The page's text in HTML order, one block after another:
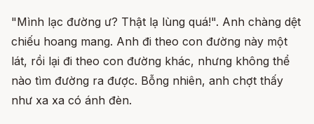
"Mình lạc đường ư? Thật lạ lùng quá!". Anh chàng dệt
chiếu hoang mang. Anh đi theo con đường này một
lát, rồi lại đi theo con đường khác, nhưng không thể
nào tìm đường ra được. Bỗng nhiên, anh chợt thấy
như xa xa có ánh đèn.